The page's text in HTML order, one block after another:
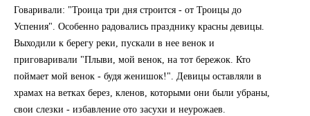
Говаривали: "Троица три дня строится - от Троицы до
Успения". Особенно радовались празднику красны девицы.
Выходили к берегу реки, пускали в нее венок и
приговаривали "Плыви, мой венок, на тот бережок. Кто
поймает мой венок - будя женишок!". Девицы оставляли в
храмах на ветках берез, кленов, которыми они были убраны,
свои слезки - избавление ото засухи и неурожаев.